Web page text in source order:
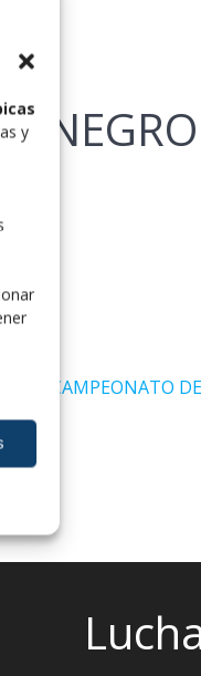
y
NEGRO
Siguiente
CAMPEONATO